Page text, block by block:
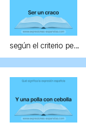
según el criterio pe...